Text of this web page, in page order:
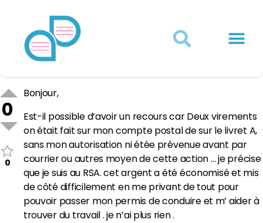
0
0
Bonjour,
Est-il possible d’avoir un recours car Deux virements
on était fait sur mon compte postal de sur le livret A,
sans mon autorisation ni étée prévenue avant par
courrier ou autres moyen de cette action … je précise
que je suis au RSA. cet argent a été économisé et mis
de côté difficilement en me privant de tout pour
pouvoir passer mon permis de conduire et m’ aider à
trouver du travail . je n’ai plus rien .